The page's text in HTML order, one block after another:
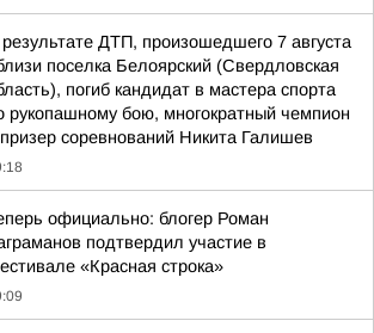
ДТП, произошедшего 7 августа
поселка Белоярский (Свердловская
погиб кандидат в мастера спорта
рукопашному бою, многократный чемпион
соревнований Никита Галишев
официально: блогер Роман
подтвердил участие в
«Красная строка»